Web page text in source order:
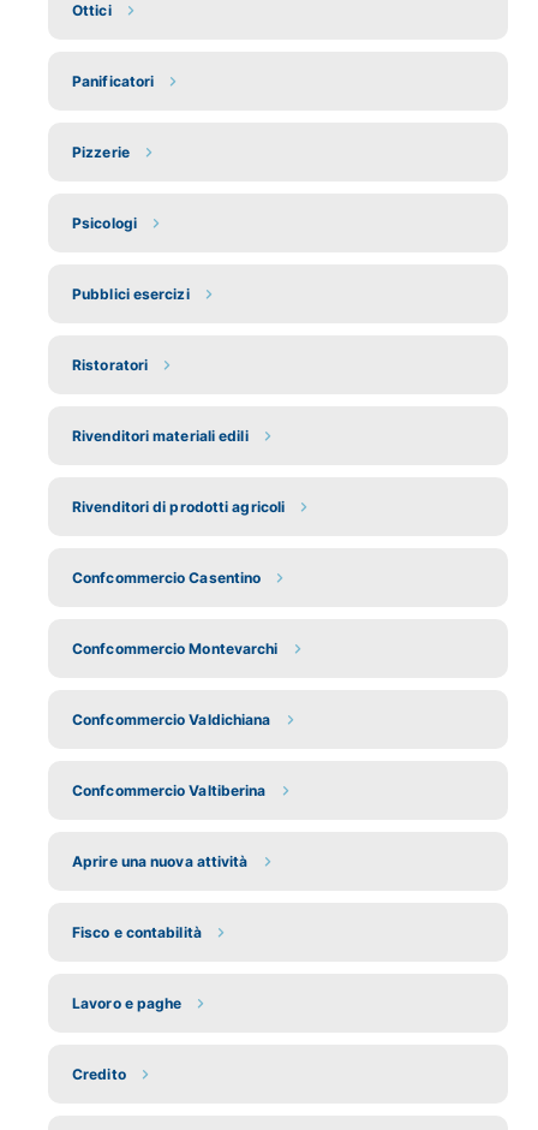
Ottici
Panificatori
Pizzerie
Psicologi
Pubblici esercizi
Ristoratori
Rivenditori materiali edili
Rivenditori di prodotti agricoli
Confcommercio Casentino
Confcommercio Montevarchi
Confcommercio Valdichiana
Confcommercio Valtiberina
Aprire una nuova attività
Fisco e contabilità
Lavoro e paghe
Credito